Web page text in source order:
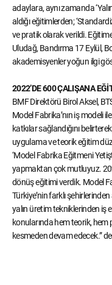
adaylara, aynı zamanda
aldığı eğitimlerden;
ve pratik olarak verildi.
Uludağ, Bandırma 17 Eylül,
akademisyenler yoğun ilgi
2022’DE 600 ÇALIŞANA
BMF Direktörü Birol Aksel,
Model Fabrika’nın iş modeli
katkılar sağlandığını
uygulama ve teorik eğitim
‘Model Fabrika Eğitmeni
yapmaktan çok mutluyuz.
dönüş eğitimi verdik. Model
Türkiye’nin farklı
yalın üretim tekniklerinden
konularında hem teorik, hem
kesmeden devam edecek.”